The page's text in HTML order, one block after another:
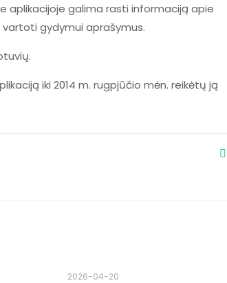
aplikacijoje galima rasti informaciją apie
gydymui aprašymus.
iki 2014 m. rugpjūčio mėn. reikėtų ją
2026-04-20